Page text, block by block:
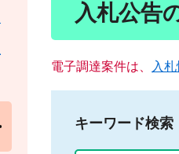
入札公告
電子調達案件は、 入
キーワード検索